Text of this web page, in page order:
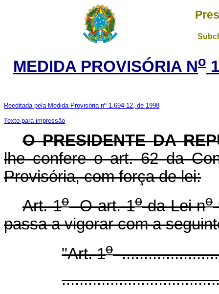
MEDIDA PROVISÓRIA No
Reeditada pela Medida Provisória nº 1.694-12, de 1998
Texto para impressão
O PRESIDENTE DA
lhe confere o art. 62 da
Provisória, com força de lei:
Art. 1oO art. 1oda Lei no
passa a vigorar com a
"Art. 1o